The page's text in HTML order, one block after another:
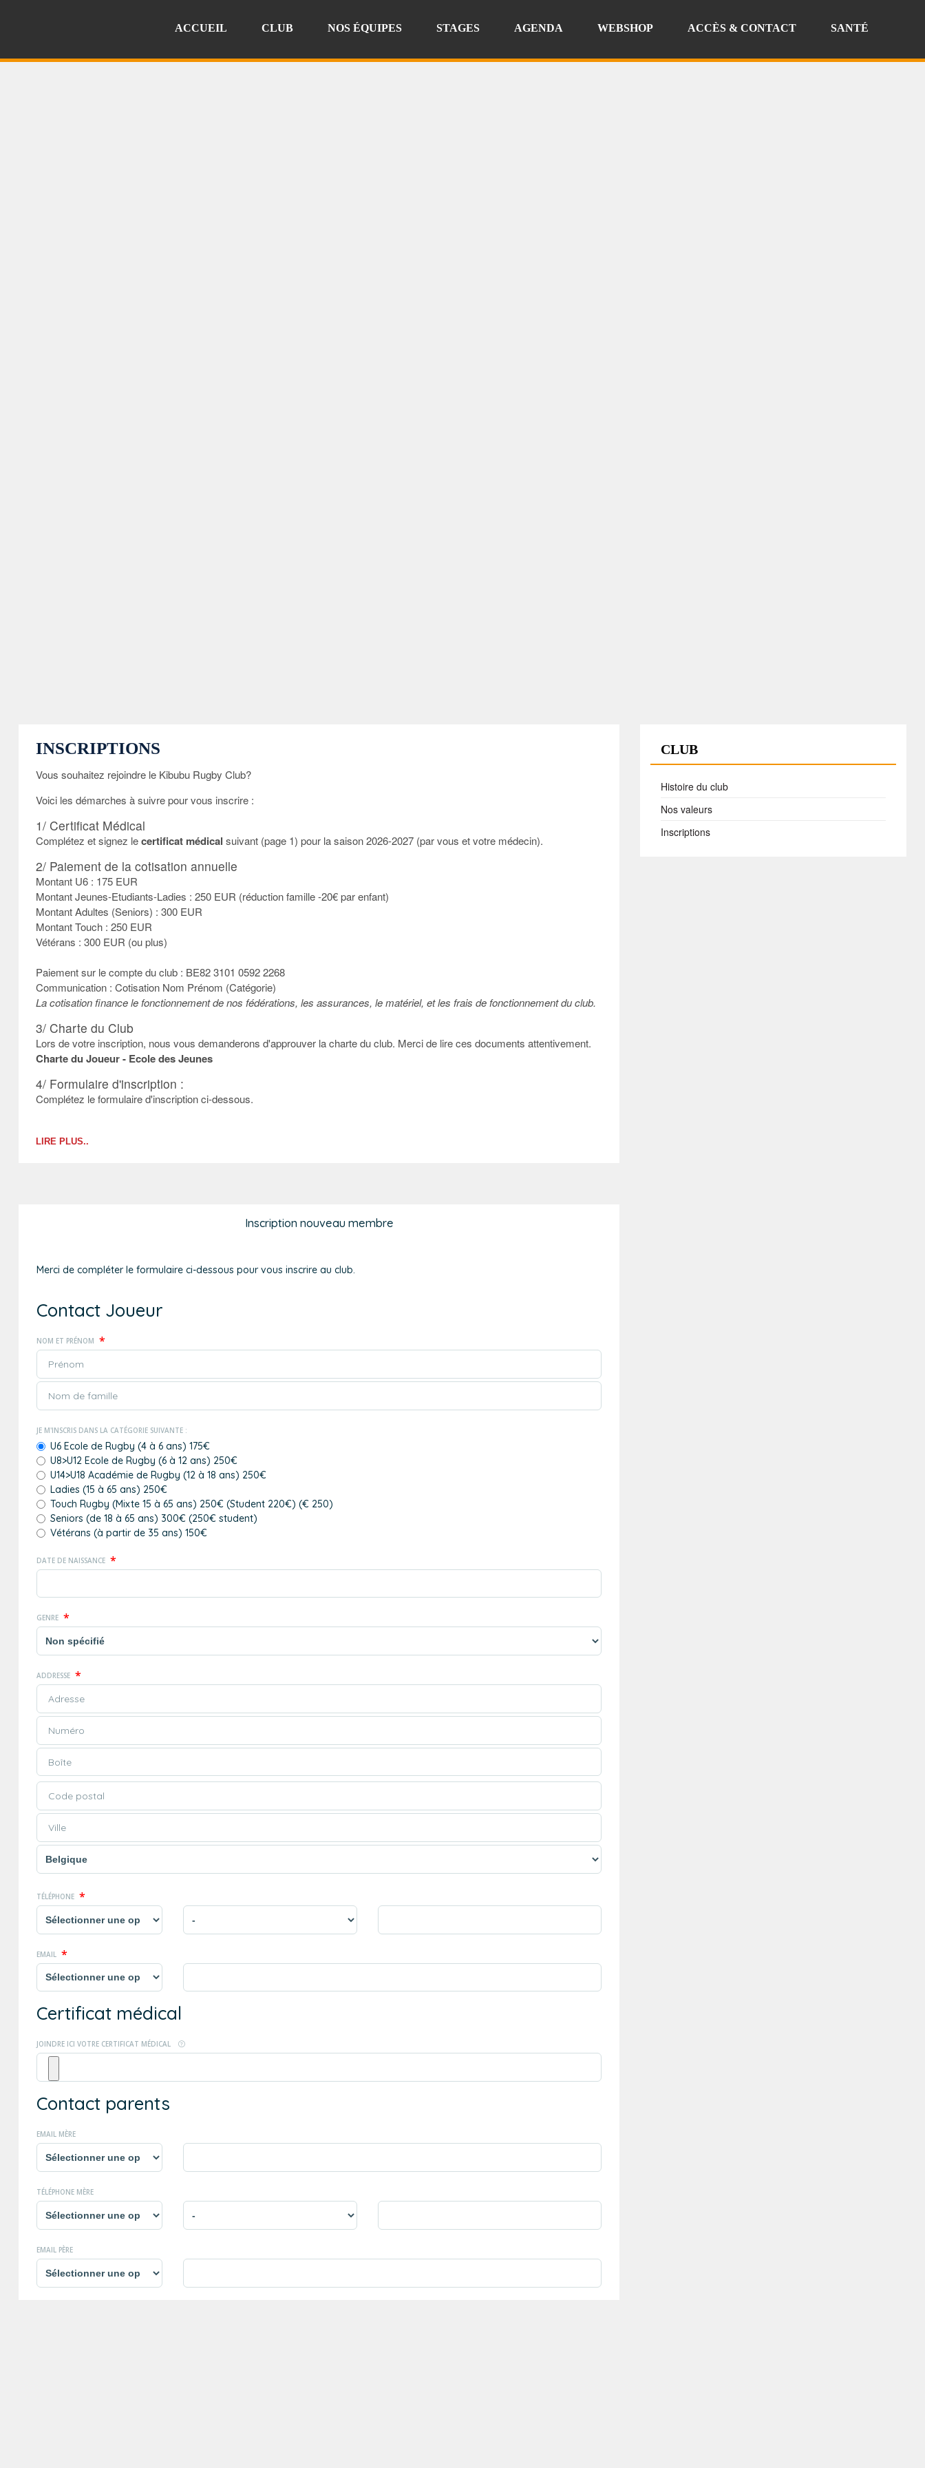
ACCUEIL CLUB NOS ÉQUIPES STAGES AGENDA WEBSHOP ACCÈS & CONTACT SANTÉ
INSCRIPTIONS
Vous souhaitez rejoindre le Kibubu Rugby Club?
Voici les démarches à suivre pour vous inscrire :
1/ Certificat Médical
Complétez et signez lecertificat médical suivant (page 1) pour la saison 2026-2027 (par vous et votre médecin).
2/ Paiement de la cotisation annuelle
Montant U6 : 175 EUR
Montant Jeunes-Etudiants-Ladies : 250 EUR (réduction famille -20€ par enfant)
Montant Adultes (Seniors) : 300 EUR
Montant Touch : 250 EUR
Vétérans : 300 EUR (ou plus)
Paiement sur le compte du club : BE82 3101 0592 2268
Communication : Cotisation Nom Prénom (Catégorie)
La cotisation finance le fonctionnement de nos fédérations, les assurances, le matériel, et les frais de fonctionnement du club.
3/ Charte du Club
Lors de votre inscription, nous vous demanderons d'approuver la charte du club. Merci de lire ces documents attentivement.
Charte du Joueur - Ecole des Jeunes
4/ Formulaire d'inscription :
Complétez le formulaire d'inscription ci-dessous.
LIRE PLUS..
CLUB
Histoire du club
Nos valeurs
Inscriptions